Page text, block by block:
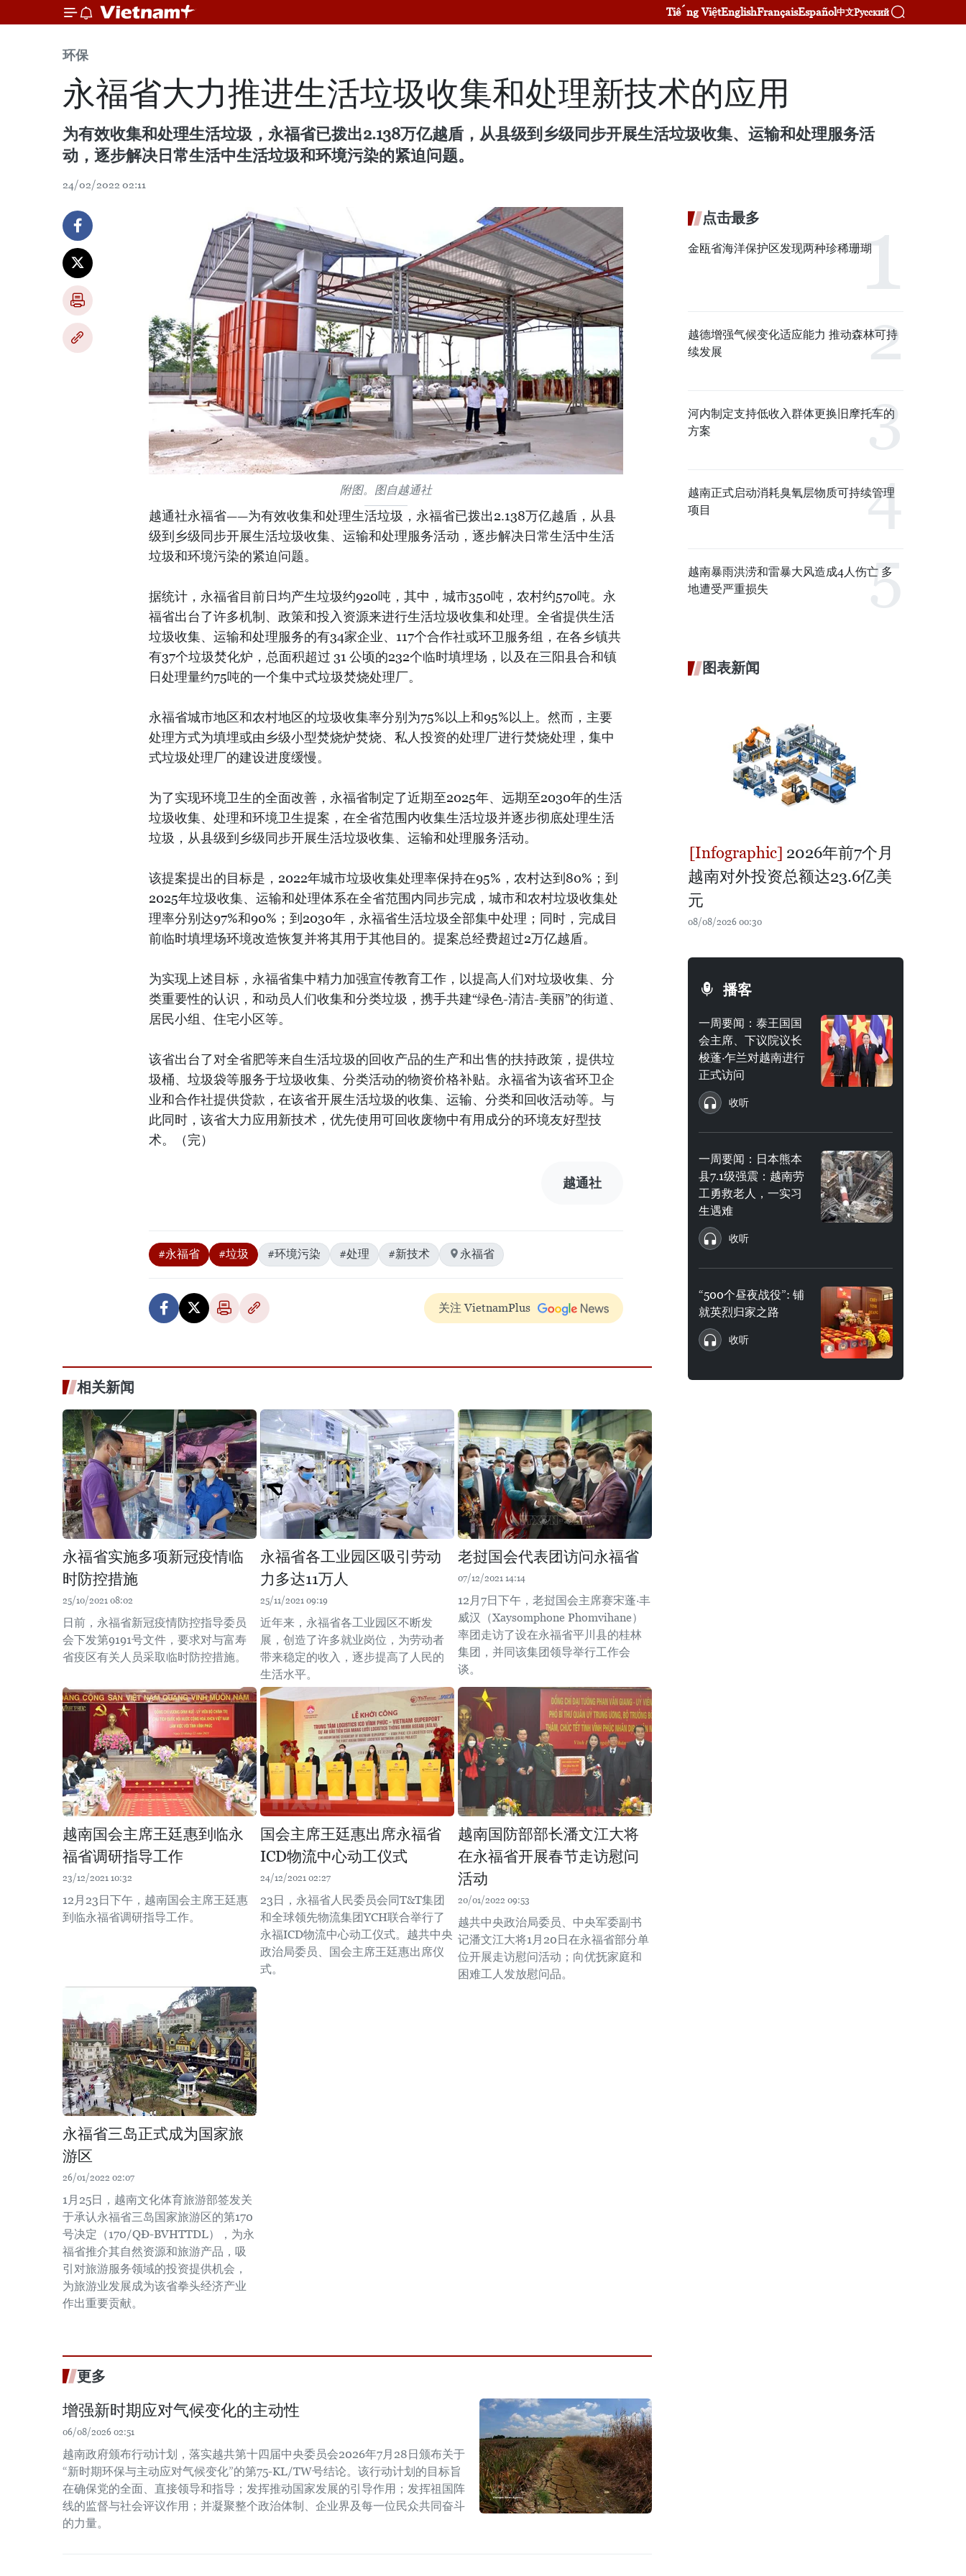
Tiếng ViệtEnglishFrançaisEspañol中文Русский
环保
永福省大力推进生活垃圾收集和处理新技术的应用
为有效收集和处理生活垃圾，永福省已拨出2.138万亿越盾，从县级到乡级同步开展生活垃圾收集、运输和处理服务活
动，逐步解决日常生活中生活垃圾和环境污染的紧迫问题。
24/02/2022 02:11
附图。图自越通社
越通社永福省——为有效收集和处理生活垃圾，永福省已拨出2.138万亿越盾，从县
级到乡级同步开展生活垃圾收集、运输和处理服务活动，逐步解决日常生活中生活
垃圾和环境污染的紧迫问题。
据统计，永福省目前日均产生垃圾约920吨，其中，城市350吨，农村约570吨。永
福省出台了许多机制、政策和投入资源来进行生活垃圾收集和处理。全省提供生活
垃圾收集、运输和处理服务的有34家企业、117个合作社或环卫服务组，在各乡镇共
有37个垃圾焚化炉，总面积超过 31 公顷的232个临时填埋场，以及在三阳县合和镇
日处理量约75吨的一个集中式垃圾焚烧处理厂。
永福省城市地区和农村地区的垃圾收集率分别为75%以上和95%以上。然而，主要
处理方式为填埋或由乡级小型焚烧炉焚烧、私人投资的处理厂进行焚烧处理，集中
式垃圾处理厂的建设进度缓慢。
为了实现环境卫生的全面改善，永福省制定了近期至2025年、远期至2030年的生活
垃圾收集、处理和环境卫生提案，在全省范围内收集生活垃圾并逐步彻底处理生活
垃圾，从县级到乡级同步开展生活垃圾收集、运输和处理服务活动。
该提案提出的目标是，2022年城市垃圾收集处理率保持在95%，农村达到80%；到
2025年垃圾收集、运输和处理体系在全省范围内同步完成，城市和农村垃圾收集处
理率分别达97%和90%；到2030年，永福省生活垃圾全部集中处理；同时，完成目
前临时填埋场环境改造恢复并将其用于其他目的。提案总经费超过2万亿越盾。
为实现上述目标，永福省集中精力加强宣传教育工作，以提高人们对垃圾收集、分
类重要性的认识，和动员人们收集和分类垃圾，携手共建“绿色-清洁-美丽”的街道、
居民小组、住宅小区等。
该省出台了对全省肥等来自生活垃圾的回收产品的生产和出售的扶持政策，提供垃
圾桶、垃圾袋等服务于垃圾收集、分类活动的物资价格补贴。永福省为该省环卫企
业和合作社提供贷款，在该省开展生活垃圾的收集、运输、分类和回收活动等。与
此同时，该省大力应用新技术，优先使用可回收废物中有用成分的环境友好型技
术。（完）
越通社
#永福省 #垃圾 #环境污染 #处理 #新技术 永福省
关注 VietnamPlus
相关新闻
永福省实施多项新冠疫情临
时防控措施
25/10/2021 08:02
日前，永福省新冠疫情防控指导委员
会下发第9191号文件，要求对与富寿
省疫区有关人员采取临时防控措施。
永福省各工业园区吸引劳动
力多达11万人
25/11/2021 09:19
近年来，永福省各工业园区不断发
展，创造了许多就业岗位，为劳动者
带来稳定的收入，逐步提高了人民的
生活水平。
老挝国会代表团访问永福省
07/12/2021 14:14
12月7日下午，老挝国会主席赛宋蓬·丰
威汉（Xaysomphone Phomvihane）
率团走访了设在永福省平川县的桂林
集团，并同该集团领导举行工作会
谈。
越南国会主席王廷惠到临永
福省调研指导工作
23/12/2021 10:32
12月23日下午，越南国会主席王廷惠
到临永福省调研指导工作。
国会主席王廷惠出席永福省
ICD物流中心动工仪式
24/12/2021 02:27
23日，永福省人民委员会同T&T集团
和全球领先物流集团YCH联合举行了
永福ICD物流中心动工仪式。越共中央
政治局委员、国会主席王廷惠出席仪
式。
越南国防部部长潘文江大将
在永福省开展春节走访慰问
活动
20/01/2022 09:53
越共中央政治局委员、中央军委副书
记潘文江大将1月20日在永福省部分单
位开展走访慰问活动；向优抚家庭和
困难工人发放慰问品。
永福省三岛正式成为国家旅
游区
26/01/2022 02:07
1月25日，越南文化体育旅游部签发关
于承认永福省三岛国家旅游区的第170
号决定（170/QĐ-BVHTTDL），为永
福省推介其自然资源和旅游产品，吸
引对旅游服务领域的投资提供机会，
为旅游业发展成为该省拳头经济产业
作出重要贡献。
更多
增强新时期应对气候变化的主动性
06/08/2026 02:51
越南政府颁布行动计划，落实越共第十四届中央委员会2026年7月28日颁布关于
“新时期环保与主动应对气候变化”的第75-KL/TW号结论。该行动计划的目标旨
在确保党的全面、直接领导和指导；发挥推动国家发展的引导作用；发挥祖国阵
线的监督与社会评议作用；并凝聚整个政治体制、企业界及每一位民众共同奋斗
的力量。
点击最多
金瓯省海洋保护区发现两种珍稀珊瑚
越德增强气候变化适应能力 推动森林可持
续发展
河内制定支持低收入群体更换旧摩托车的
方案
越南正式启动消耗臭氧层物质可持续管理
项目
越南暴雨洪涝和雷暴大风造成4人伤亡 多
地遭受严重损失
图表新闻
2026年前7个月
越南对外投资总额达23.6亿美
元
08/08/2026 00:30
播客
一周要闻：泰王国国
会主席、下议院议长
梭蓬·乍兰对越南进行
正式访问
收听
一周要闻：日本熊本
县7.1级强震：越南劳
工勇救老人，一实习
生遇难
收听
“500个昼夜战役”: 铺
就英烈归家之路
收听